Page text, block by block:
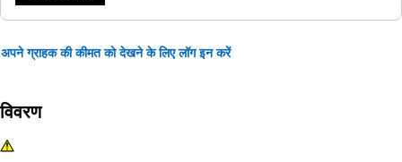
अपने ग्राहक की कीमत को देखने के लिए लॉग इन करें
विवरण